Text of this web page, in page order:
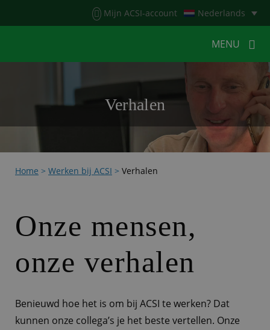
Mijn ACSI-account Nederlands
MENU
HOME
VOOR KAMPEERDERS
VOOR CAMPINGSKAMPEERNIEUWS
Verhalen
Home > Werken bij ACSI > Verhalen
Onze mensen,
onze verhalen
Benieuwd hoe het is om bij ACSI te werken? Dat
kunnen onze collega’s je het beste vertellen. Onze